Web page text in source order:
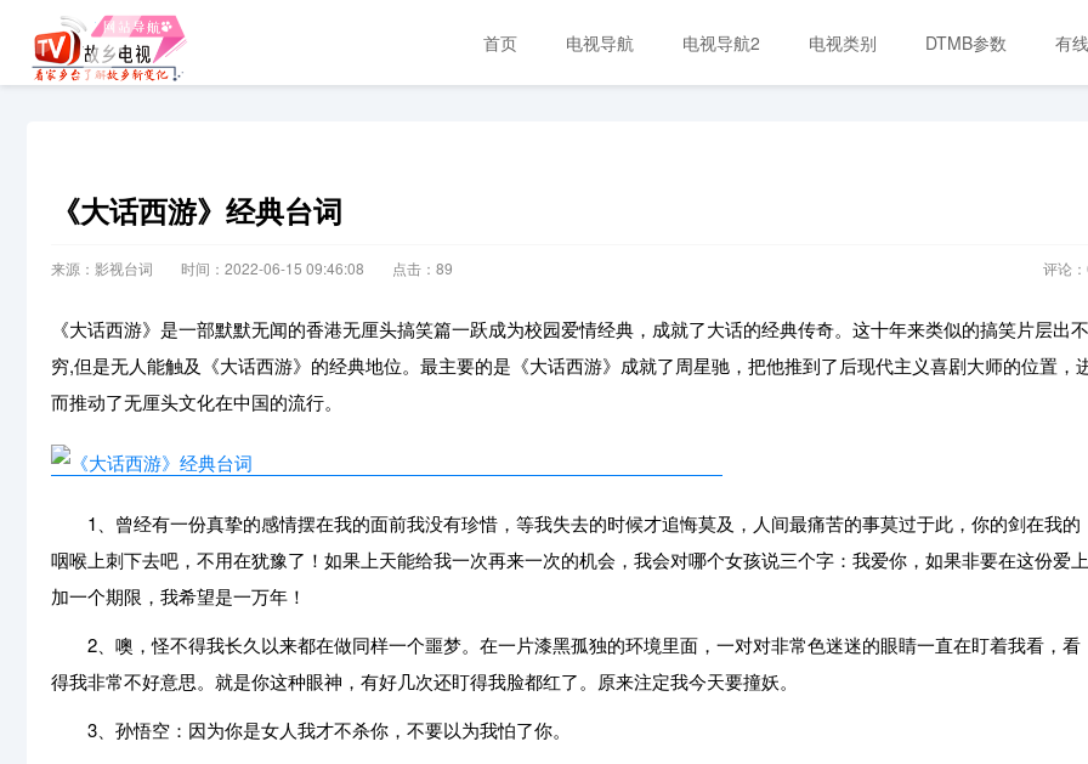
首页 电视导航 电视导航2 电视类别 DTMB参数 有
《大话西游》经典台词
来源：影视台词 时间：2022-06-15 09:46:08 点击： 89 评论：
《大话西游》是一部默默无闻的香港无厘头搞笑篇一跃成为校园爱情经典，成就了大话的经典传奇。这十年来类似的搞笑片层出不
穷,但是无人能触及《大话西游》的经典地位。最主要的是《大话西游》成就了周星驰，把他推到了后现代主义喜剧大师的位置，
而推动了无厘头文化在中国的流行。
1、曾经有一份真挚的感情摆在我的面前我没有珍惜，等我失去的时候才追悔莫及，人间最痛苦的事莫过于此，你的剑在我的
咽喉上刺下去吧，不用在犹豫了！如果上天能给我一次再来一次的机会，我会对哪个女孩说三个字：我爱你，如果非要在这份爱上
加一个期限，我希望是一万年！
2、噢，怪不得我长久以来都在做同样一个噩梦。在一片漆黑孤独的环境里面，一对对非常色迷迷的眼睛一直在盯着我看，看
得我非常不好意思。就是你这种眼神，有好几次还盯得我脸都红了。原来注定我今天要撞妖。
3、孙悟空：因为你是女人我才不杀你，不要以为我怕了你。